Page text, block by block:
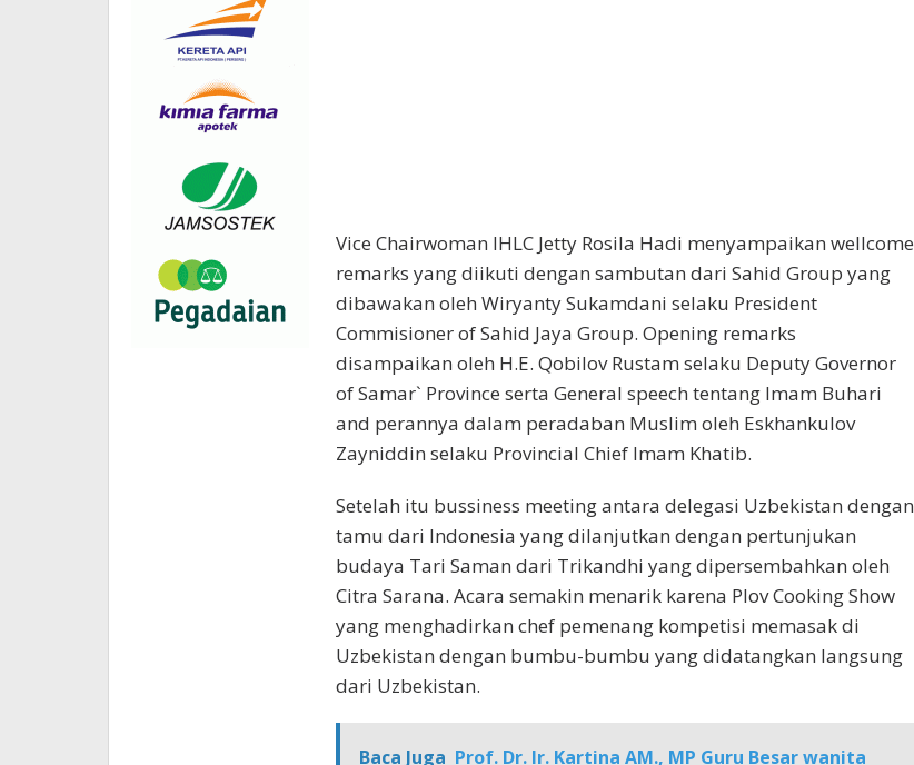
Vice Chairwoman IHLC Jetty Rosila Hadi menyampaikan wellcome
remarks yang diikuti dengan sambutan dari Sahid Group yang
dibawakan oleh Wiryanty Sukamdani selaku President
Commisioner of Sahid Jaya Group. Opening remarks
disampaikan oleh H.E. Qobilov Rustam selaku Deputy Governor
of Samar` Province serta General speech tentang Imam Buhari
and perannya dalam peradaban Muslim oleh Eskhankulov
Zayniddin selaku Provincial Chief Imam Khatib.
Setelah itu bussiness meeting antara delegasi Uzbekistan dengan
tamu dari Indonesia yang dilanjutkan dengan pertunjukan
budaya Tari Saman dari Trikandhi yang dipersembahkan oleh
Citra Sarana. Acara semakin menarik karena Plov Cooking Show
yang menghadirkan chef pemenang kompetisi memasak di
Uzbekistan dengan bumbu-bumbu yang didatangkan langsung
dari Uzbekistan.
Baca Juga Prof. Dr. Ir. Kartina AM., MP Guru Besar wanita